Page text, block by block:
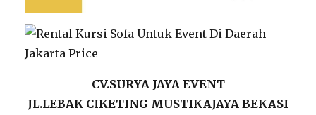
CV.SURYA JAYA EVENT
JL.LEBAK CIKETING MUSTIKAJAYA BEKASI